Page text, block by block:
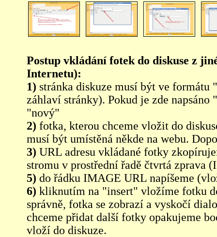
Postup vkládání fotek do diskuse z
Internetu):
1) stránka diskuze musí být ve
záhlaví stránky). Pokud je zde
"nový"
2) fotka, kterou chceme vložit do
musí být umístěná někde na webu.
3) URL adresu vkládané fotky
stromu v prostřední řadě čtvrtá zprava
5) do řádku IMAGE URL napíšeme
6) kliknutím na "insert" vložíme fotku
správně, fotka se zobrazí a vyskočí
chceme přidat další fotky opakujeme
vloží do diskuze.